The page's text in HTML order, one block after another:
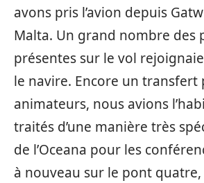
avons pris l’avion depuis
Malta. Un grand nombre des
présentes sur le vol
le navire. Encore un transfert
animateurs, nous avions
traités d’une manière très
de l’Oceana pour les
à nouveau sur le pont